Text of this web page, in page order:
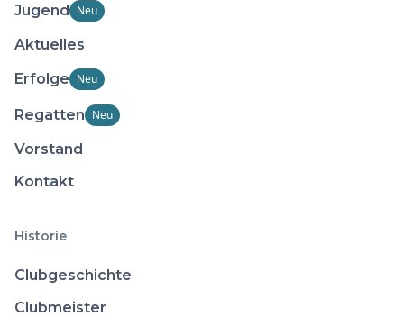
Jugend Neu
Aktuelles
Erfolge Neu
Regatten Neu
Vorstand
Kontakt
Historie
Clubgeschichte
Clubmeister